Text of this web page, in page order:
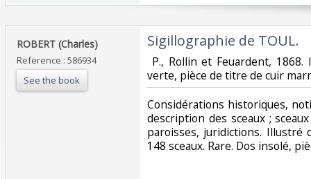
‎ROBERT (Charles)‎
Reference : 586934
See the book
‎Sigillographie de TOUL.‎
P., Rollin et Feuardent,
verte, pièce de titre de cuir
‎Considérations historiques,
description des sceaux ;
paroisses, juridictions. Illustré
148 sceaux. Rare. Dos insolé,